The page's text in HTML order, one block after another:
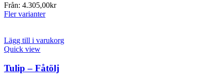
Från: 4.305,00kr
Fler varianter
Lägg till i varukorg
Quick view
Tulip – Fåtölj